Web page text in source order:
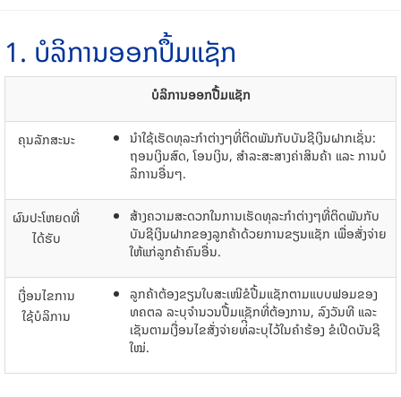
1. ບໍລິການອອກປຶ້ມແຊັກ
ບໍລິການອອກປື້ມແຊັກ
ຄຸນລັກສະນະ
ນໍາໃຊ້ເຮັດທຸລະກໍາຕ່າງໆທີ່ຕິດພັນກັບບັນຊີເງິນຝາກເຊັ່ນ:
ຖອນເງິນສົດ, ໂອນເງິນ, ສໍາລະສະສາງຄ່າສິນຄ້າ ແລະ ການ​ບໍ
ລິການອື່ນໆ.
ຜົນປະໂຫຍດທີ່
ໄດ້ຮັບ
ສ້າງຄວາມສະດວກໃນການເຮັດທຸລະກໍາຕ່າງໆທີ່ຕິດພັນກັບ
ບັນຊີເງິນຝາກຂອງລູກຄ້າດ້ວຍການຂຽນແຊັກ ເພື່ອສັ່ງຈ່າຍ
ໃຫ້ແກ່ລູກຄ້າຄົນອື່ນ.
​ເງື່ອນໄຂການ
ໃຊ້ບໍລິການ
ລູກ​ຄ້າ​ຕ້ອງຂຽນ​ໃບ​ສະ​ເໜີ​ຂໍ​ປື້​ມ​ແຊັກຕາມ​ແບບ​ຟອມຂອງ
ທຄຕລ ລະບຸຈໍາ​ນວນ​ປື້​ມ​ແຊັກ​ທີ່​ຕ້ອງການ, ລົງ​ວັນທີ ​ແລະ ​
ເຊັນ​ຕາມ​ເງື່ອນ​ໄຂ​ສັ່ງ​ຈ່າຍ​ທ່ີ່ລະບຸ​ໄວ້​ໃນ​​ຄຳ​ຮ້ອງ ຂໍ​ເປີດ​ບັນຊີ​
ໃໝ່.